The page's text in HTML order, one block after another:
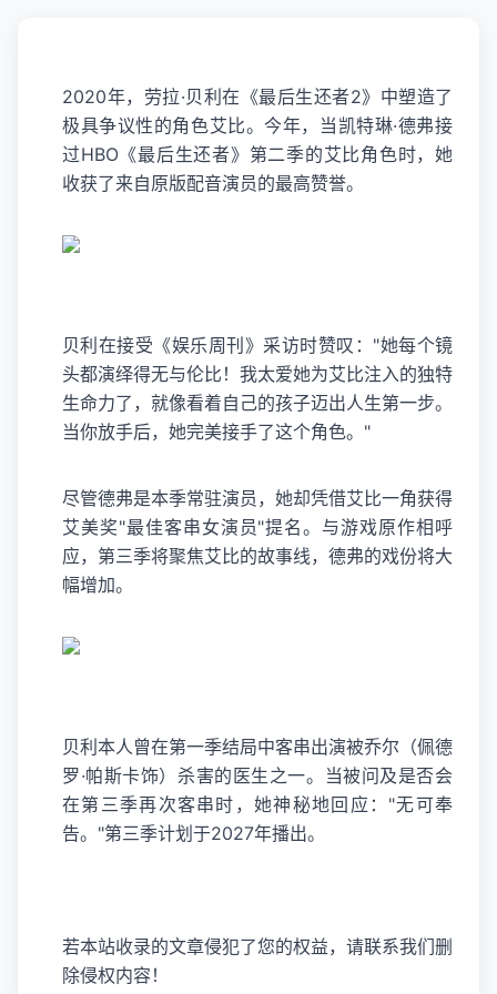
2020年，劳拉·贝利在《最后生还者2》中塑造了
极具争议性的角色艾比。今年，当凯特琳·德弗接
过HBO《最后生还者》第二季的艾比角色时，她
收获了来自原版配音演员的最高赞誉。
贝利在接受《娱乐周刊》采访时赞叹："她每个镜
头都演绎得无与伦比！我太爱她为艾比注入的独特
生命力了，就像看着自己的孩子迈出人生第一步。
当你放手后，她完美接手了这个角色。"
尽管德弗是本季常驻演员，她却凭借艾比一角获得
艾美奖"最佳客串女演员"提名。与游戏原作相呼
应，第三季将聚焦艾比的故事线，德弗的戏份将大
幅增加。
贝利本人曾在第一季结局中客串出演被乔尔（佩德
罗·帕斯卡饰）杀害的医生之一。当被问及是否会
在第三季再次客串时，她神秘地回应："无可奉
告。"第三季计划于2027年播出。
若本站收录的文章侵犯了您的权益，请联系我们删
除侵权内容！